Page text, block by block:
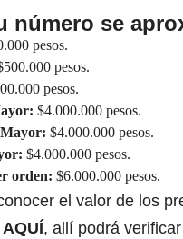
número se
pesos.
pesos.
pesos.
$4.000.000 pesos.
$4.000.000 pesos.
$4.000.000 pesos.
orden: $6.000.000 pesos.
el valor de los
, allí podrá